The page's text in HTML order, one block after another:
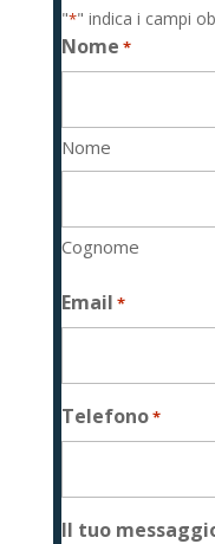
"*" indica i campi
Nome *
Nome
Cognome
Email *
Telefono*
Il tuo